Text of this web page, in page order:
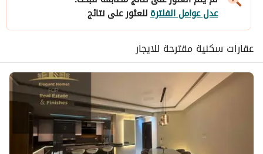
عدل عوامل الفلترةللعثور على نتائج
عقارات سكنية مقترحة للايجار